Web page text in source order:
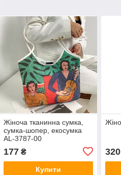
Жіноча тканинна сумка,
сумка-шопер, екосумка
AL-3787-00
177₴
Купити
320